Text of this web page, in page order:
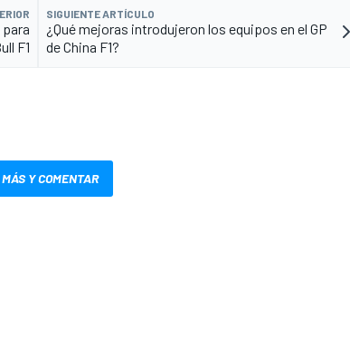
F1
SIGUIENTE ARTÍCULO
¿Qué mejoras introdujeron los equipos en el GP
de China F1?
MÁS Y COMENTAR